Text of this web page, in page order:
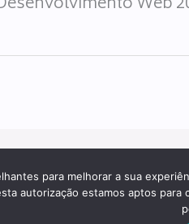
para melhorar a sua
autorização estamos aptos